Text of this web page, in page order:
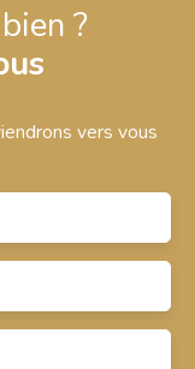
?
vers vous